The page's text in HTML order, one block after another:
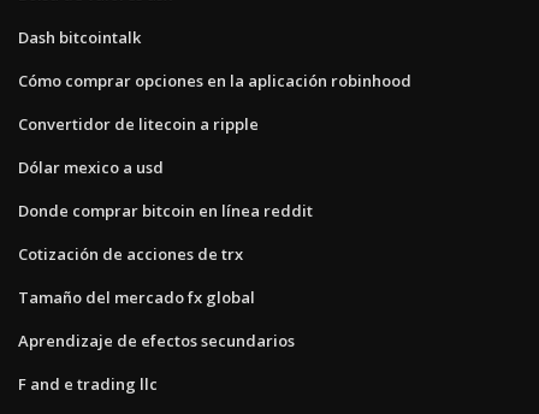
Dash bitcointalk
Cómo comprar opciones en la aplicación robinhood
Convertidor de litecoin a ripple
Dólar mexico a usd
Donde comprar bitcoin en línea reddit
Cotización de acciones de trx
Tamaño del mercado fx global
Aprendizaje de efectos secundarios
F and e trading llc